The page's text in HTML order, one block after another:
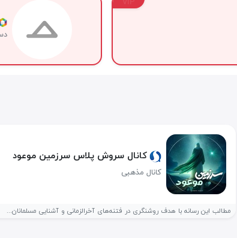
کانال سروش پلاس سرزمین موعود
کانال مذهبی
مطالب این رسانه با هدف روشنگری در فتنه‌های آخرالزمانی و آشنایی مسلمانان...